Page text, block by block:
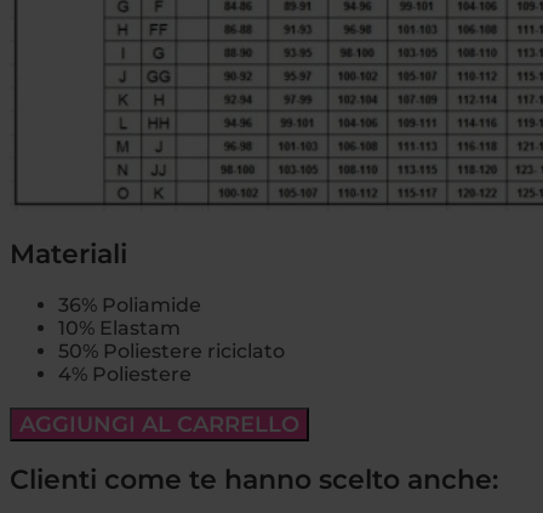
Materiali
36% Poliamide
10% Elastam
50% Poliestere riciclato
4% Poliestere
AGGIUNGI AL CARRELLO
Clienti come te hanno scelto anche: